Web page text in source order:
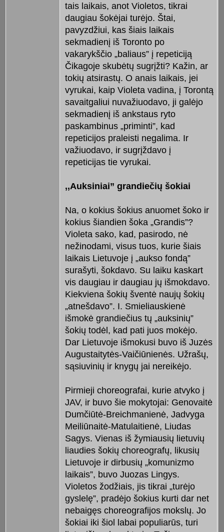
tais laikais, anot Violetos, tikrai
daugiau šokėjai turėjo. Štai,
pavyzdžiui, kas šiais laikais
sekmadienį iš Toronto po
vakarykščio „baliaus” į repeticiją
Čikagoje skubėtų sugrįžti? Kažin, ar
tokių atsirastų. O anais laikais, jei
vyrukai, kaip Violeta vadina, į Torontą
savaitgaliui nuvažiuodavo, ji galėjo
sekmadienį iš ankstaus ryto
paskambinus „priminti”, kad
repeticijos praleisti negalima. Ir
važiuodavo, ir sugrįždavo į
repeticijas tie vyrukai.
,,Auksiniai” grandiečių šokiai
Na, o kokius šokius anuomet šoko ir
kokius šiandien šoka „Grandis”?
Violeta sako, kad, pasirodo, nė
nežinodami, visus tuos, kurie šiais
laikais Lietuvoje į „aukso fondą”
surašyti, šokdavo. Su laiku kaskart
vis daugiau ir daugiau jų išmokdavo.
Kiekviena šokių šventė naujų šokių
„atnešdavo”. I. Smieliauskienė
išmokė grandiečius tų „auksinių”
šokių todėl, kad pati juos mokėjo.
Dar Lietuvoje išmokusi buvo iš Juzės
Augustaitytės-Vaičiūnienės. Užrašų,
sąsiuvinių ir knygų jai nereikėjo.
Pirmieji choreografai, kurie atvyko į
JAV, ir buvo šie mokytojai: Genovaitė
Dumčiūtė-Breichmanienė, Jadvyga
Meiliūnaitė-Matulaitienė, Liudas
Sagys. Vienas iš žymiausių lietuvių
liaudies šokių choreografų, likusių
Lietuvoje ir dirbusių „komunizmo
laikais”, buvo Juozas Lingys.
Violetos žodžiais, jis tikrai „turėjo
gyslelę”, pradėjo šokius kurti dar net
nebaigęs choreografijos mokslų. Jo
šokiai iki šiol labai populiarūs, turi